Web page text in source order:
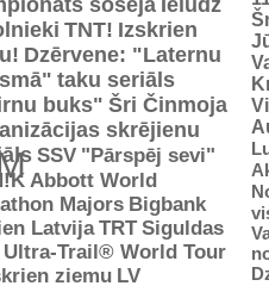
TNT! Izskrien
Dzērvene: "Laternu
taku seriāls
buks" Šri Činmoja
skrējienu
SSV "Pārspēj sevi"
Abbott World
Majors Bigbank
Latvija TRT Siguldas
Ultra-Trail® World Tour
ziemu LV